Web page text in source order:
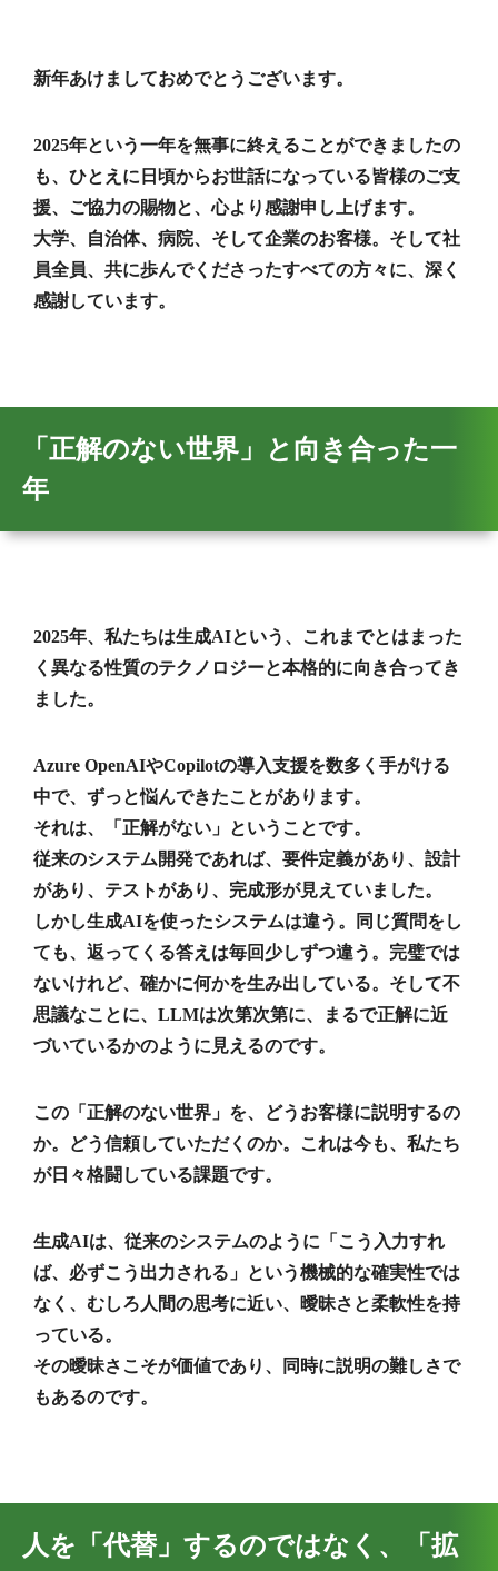
新年あけましておめでとうございます。
2025年という一年を無事に終えることができましたの
も、ひとえに日頃からお世話になっている皆様のご支
援、ご協力の賜物と、心より感謝申し上げます。
大学、自治体、病院、そして企業のお客様。そして社
員全員、共に歩んでくださったすべての方々に、深く
感謝しています。
「正解のない世界」と向き合った一
年
2025年、私たちは生成AIという、これまでとはまった
く異なる性質のテクノロジーと本格的に向き合ってき
ました。
Azure OpenAIやCopilotの導入支援を数多く手がける
中で、ずっと悩んできたことがあります。
それは、「正解がない」ということです。
従来のシステム開発であれば、要件定義があり、設計
があり、テストがあり、完成形が見えていました。
しかし生成AIを使ったシステムは違う。同じ質問をし
ても、返ってくる答えは毎回少しずつ違う。完璧では
ないけれど、確かに何かを生み出している。そして不
思議なことに、LLMは次第次第に、まるで正解に近
づいているかのように見えるのです。
この「正解のない世界」を、どうお客様に説明するの
か。どう信頼していただくのか。これは今も、私たち
が日々格闘している課題です。
生成AIは、従来のシステムのように「こう入力すれ
ば、必ずこう出力される」という機械的な確実性では
なく、むしろ人間の思考に近い、曖昧さと柔軟性を持
っている。
その曖昧さこそが価値であり、同時に説明の難しさで
もあるのです。
人を「代替」するのではなく、「拡